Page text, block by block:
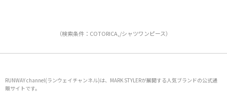
（検索条件：COTORICA,/シャツワンピース）
RUNWAY channel(ランウェイチャンネル)は、MARK STYLERが展開する人気ブランドの公式通
販サイトです。